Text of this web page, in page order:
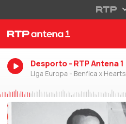
Desporto - RTP Antena 1
Liga Europa - Benfica x Hearts